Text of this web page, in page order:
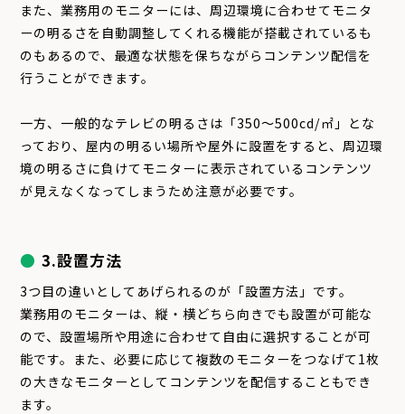
また、業務用のモニターには、周辺環境に合わせてモニタ
ーの明るさを自動調整してくれる機能が搭載されているも
のもあるので、最適な状態を保ちながらコンテンツ配信を
行うことができます。
一方、一般的なテレビの明るさは「350～500cd/㎡」とな
っており、屋内の明るい場所や屋外に設置をすると、周辺環
境の明るさに負けてモニターに表示されているコンテンツ
が見えなくなってしまうため注意が必要です。
3.設置方法
3つ目の違いとしてあげられるのが「設置方法」です。
業務用のモニターは、縦・横どちら向きでも設置が可能な
ので、設置場所や用途に合わせて自由に選択することが可
能です。また、必要に応じて複数のモニターをつなげて1枚
の大きなモニターとしてコンテンツを配信することもでき
ます。